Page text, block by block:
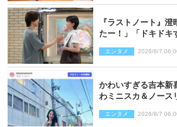
『ラストノート』
たー！」「ドキド
エンタメ 2026/8/7
かわいすぎる吉本新
わミニスカ＆ノース
エンタメ 2026/8/7